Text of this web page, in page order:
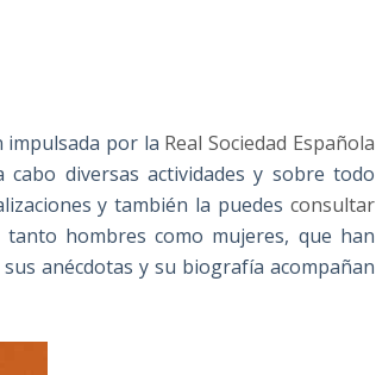
impulsada por la Real Sociedad Española
diversas actividades y sobre todo
y también la puedes consultar
hombres como mujeres, que han
anécdotas y su biografía acompañan